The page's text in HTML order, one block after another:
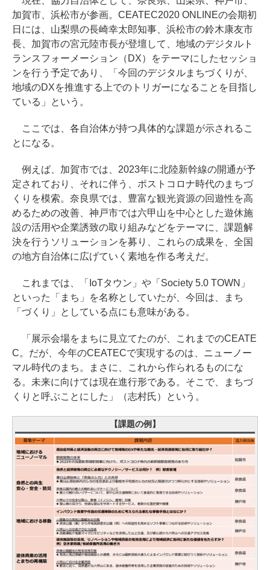
加賀市、浜松市が参画。CEATEC2020 ONLINEの会期初
日には、山梨県の長崎幸太郎知事、浜松市の鈴木康友市
長、加賀市の宮元陸市長が登壇して、地域のデジタルト
ランスフォーメーション（DX）をテーマにしたセッショ
ンを行う予定であり、「今回のデジタルまちづくりが、
地域のDXを推進する上でのトリガーになることを目指し
ている」という。
ここでは、各自治体が持つ具体的な課題が示されるこ
とになる。
例えば、加賀市では、2023年に北陸新幹線の開通が予
定されており、それに伴う、ポストコロナ時代のまちづ
くりを模索。奈良県では、豊富な観光資源の回遊性を高
めるための改善、神戸市では六甲山を中心とした遊休施
設の活用や企業誘致の取り組みなどをテーマに、課題解
決を行うソリューションを募り、これらの成果を、全国
の地方自治体に広げていく素地を作る考えだ。
これまでは、「IoTタウン」や「Society 5.0 TOWN」
といった「まち」を名称としていたが、今回は、まち
「づくり」としている点にも意味がある。
「展示会場をまちに見立てたのが、これまでのCEATE
C。だが、今年のCEATECで実現するのは、ニューノー
マル時代のまち。まさに、これから作られるものにな
る。未来に向けては現在進行形である。そこで、まちづ
くりと呼ぶことにした」（志村氏）という。
【課題の例】